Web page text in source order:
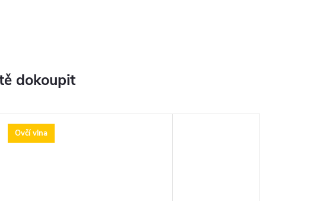
dokoupit
Ovčí vlna